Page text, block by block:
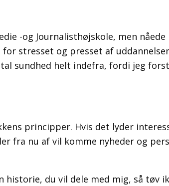
-og Journalisthøjskole, men
stresset og presset af
sundhed helt indefra, fordi jeg
principper. Hvis det lyder
fra nu af vil komme nyheder og
du vil dele med mig, så tøv